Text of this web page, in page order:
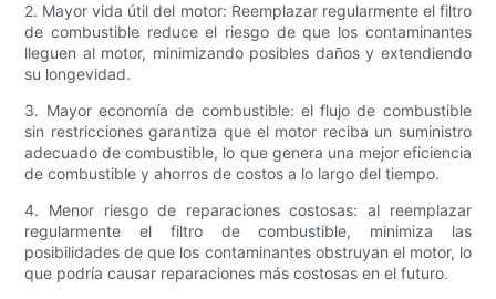
2. Mayor vida útil del motor: Reemplazar regularmente el filtro
de combustible reduce el riesgo de que los contaminantes
lleguen al motor, minimizando posibles daños y extendiendo
su longevidad.
3. Mayor economía de combustible: el flujo de combustible
sin restricciones garantiza que el motor reciba un suministro
adecuado de combustible, lo que genera una mejor eficiencia
de combustible y ahorros de costos a lo largo del tiempo.
4. Menor riesgo de reparaciones costosas: al reemplazar
regularmente el filtro de combustible, minimiza las
posibilidades de que los contaminantes obstruyan el motor, lo
que podría causar reparaciones más costosas en el futuro.